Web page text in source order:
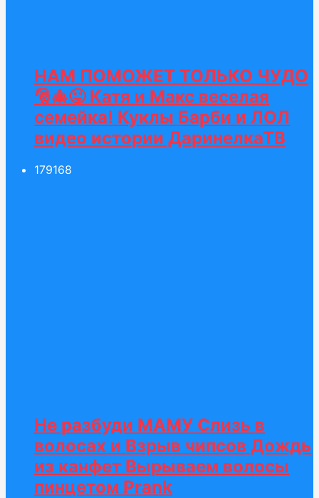
НАМ ПОМОЖЕТ ТОЛЬКО ЧУДО
🎅🎄😜 Катя и Макс веселая
семейка! Куклы Барби и ЛОЛ
видео истории ДаринелкаТВ
179168
Не разбуди МАМУ Слизь в
волосах и Взрыв чипсов Дождь
из канфет Вырываем волосы
пинцетом Prank